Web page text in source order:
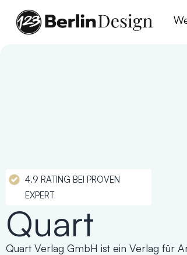
4.9 RATING BEI PROVEN
EXPERT
Quart
Quart Verlag GmbH ist ein Verlag für